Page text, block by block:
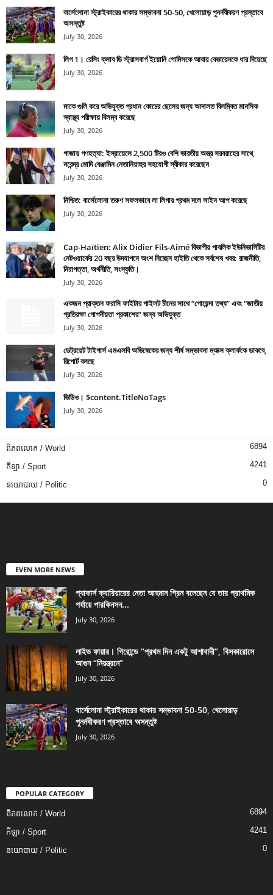
বার্সেলোনা স্ট্রাইকারের থাকার সম্ভাবনা 50-50, খেলোয়াড় পুনর্নবীকরণ প্রস্তাবে
অসন্তুষ্ট
July 30, 2026
লিগ 1। রেসিং ক্লাব ডি স্ট্রাসবার্গ ইয়োনি গোমিসকে আবার বেভারেনকে ধার দিয়েছে
July 30, 2026
মাকে গুলি করে অভিযুক্ত প্রধান কোচের ছেলের জন্য আদালত বিলম্বিত মানসিক
স্বাস্থ্য পরীক্ষায় বিলম্ব করেছে
July 30, 2026
গাজায় গণহত্যা: ইস্রায়েলে 2,500 টিরও বেশি ভারতীয় অস্ত্র সরবরাহের সাথে,
নরেন্দ্র মোদি বেঞ্জামিন নেতানিয়াহুর সহযোগী স্বীকার করেছেন
July 30, 2026
নিশ্চিত: বার্সেলোনা তরুণ সফলভাবে লা লিগার প্রথম দলে সাইন আপ করেছে
July 30, 2026
Cap-Haïtien: Alix Didier Fils-Aimé বিভাগীয় পাবলিক ইউনিভার্সিটির
নেটওয়ার্কের 20 বছর উদযাপনে অংশ নিচ্ছেন হাইতি থেকে সর্বশেষ খবর: রাজনীতি,
নিরাপত্তা, অর্থনীতি, সংস্কৃতি।
July 30, 2026
একজন প্রাক্তন ফরাসি ফাইটার পাইলট চীনের সাথে “গোয়েন্দা তথ্য” এবং “জাতীয়
প্রতিরক্ষা গোপনীয়তা প্রকাশের” জন্য অভিযুক্ত
July 30, 2026
ডেট্রয়েট টাইগার্স এমএলবি অভিষেকের জন্য শীর্ষ সম্ভাবনা ম্যাক্স ক্লার্ককে ডাকবে,
রিপোর্ট বলছে
July 30, 2026
ভিডিও। $content.TitleNoTags
July 30, 2026
ពិភពលោក / World 6894
កីឡា / Sport 4241
នយោបាយ / Politic 0
EVEN MORE NEWS
প্যাকার্স ক্যারিয়ারের নেতা আহমান গ্রিন বলেছেন যে তার প্রাথমিক
পর্যায়ে পারকিনসন...
July 30, 2026
লাইভ ফায়ার। গিরোন্ডে “প্রথম দিন একটু আশাবাদী”, বিসকারোসে
আগুন “নিয়ন্ত্রনে”
July 30, 2026
বার্সেলোনা স্ট্রাইকারের থাকার সম্ভাবনা 50-50, খেলোয়াড়
পুনর্নবীকরণ প্রস্তাবে অসন্তুষ্ট
July 30, 2026
POPULAR CATEGORY
ពិភពលោក / World 6894
កីឡា / Sport 4241
នយោបាយ / Politic 0